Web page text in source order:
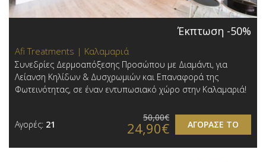
Έκπτωση -50%
Afi Treatments | Καλαμαριά
Συνεδρίες Δερμοαπόξεσης Προσώπου με Διαμάντι, για
Λείανση Κηλίδων & Δυσχρωμιών και Επαναφορά της
Φωτεινότητας, σε έναν εντυπωσιακό χώρο στην Καλαμαριά!
Αγορές: 21 ΑΓΟΡΑΣΕ ΤΟ
50,00€
24,90€